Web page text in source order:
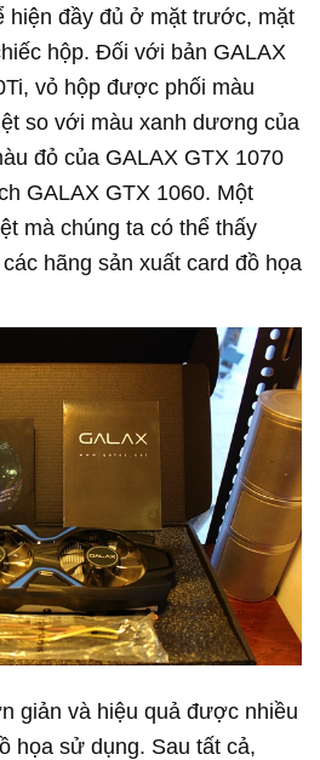
hiện đầy đủ ở mặt trước, mặt
hộp. Đối với bản GALAX
vỏ hộp được phối màu
so với màu xanh dương của
đỏ của GALAX GTX 1070
GALAX GTX 1060. Một
mà chúng ta có thể thấy
hãng sản xuất card đồ họa
giản và hiệu quả được nhiều
họa sử dụng. Sau tất cả,